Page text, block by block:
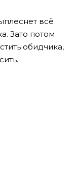
всё
Зато потом
обидчика,